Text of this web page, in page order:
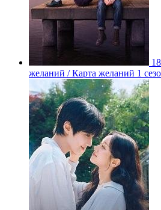
желаний / Карта желаний 1